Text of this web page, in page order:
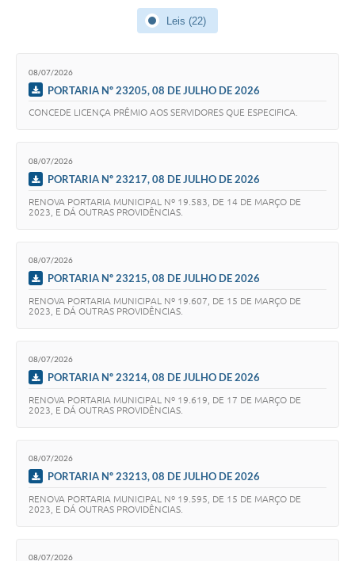
Leis (22)
08/07/2026
PORTARIA Nº 23205, 08 DE JULHO DE 2026
CONCEDE LICENÇA PRÊMIO AOS SERVIDORES QUE ESPECIFICA.
08/07/2026
PORTARIA Nº 23217, 08 DE JULHO DE 2026
RENOVA PORTARIA MUNICIPAL Nº 19.583, DE 14 DE MARÇO DE
2023, E DÁ OUTRAS PROVIDÊNCIAS.
08/07/2026
PORTARIA Nº 23215, 08 DE JULHO DE 2026
RENOVA PORTARIA MUNICIPAL Nº 19.607, DE 15 DE MARÇO DE
2023, E DÁ OUTRAS PROVIDÊNCIAS.
08/07/2026
PORTARIA Nº 23214, 08 DE JULHO DE 2026
RENOVA PORTARIA MUNICIPAL Nº 19.619, DE 17 DE MARÇO DE
2023, E DÁ OUTRAS PROVIDÊNCIAS.
08/07/2026
PORTARIA Nº 23213, 08 DE JULHO DE 2026
RENOVA PORTARIA MUNICIPAL Nº 19.595, DE 15 DE MARÇO DE
2023, E DÁ OUTRAS PROVIDÊNCIAS.
08/07/2026